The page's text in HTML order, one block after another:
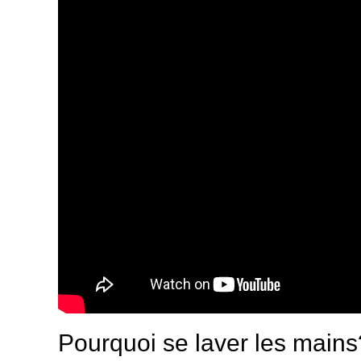
Pourquoi se laver les